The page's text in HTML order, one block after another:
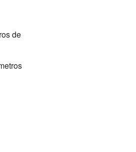
de